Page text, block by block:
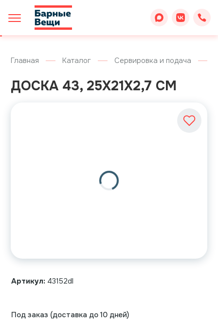
Главная Каталог Сервировка и подача
ДОСКА 43, 25X21X2,7 СМ
Артикул: 43152dl
Под заказ (доставка до 10 дней)